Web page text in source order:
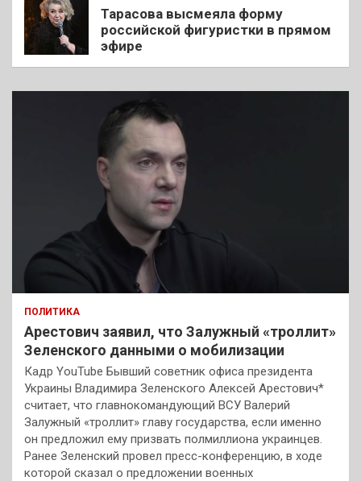
Тарасова высмеяла форму
российской фигуристки в прямом
эфире
ПОЛИТИКА
Арестович заявил, что Залужный «троллит»
Зеленского данными о мобилизации
Кадр YouTube Бывший советник офиса президента
Украины Владимира Зеленского Алексей Арестович*
считает, что главнокомандующий ВСУ Валерий
Залужный «троллит» главу государства, если именно
он предложил ему призвать полмиллиона украинцев.
Ранее Зеленский провел пресс-конференцию, в ходе
которой сказал о предложении военных